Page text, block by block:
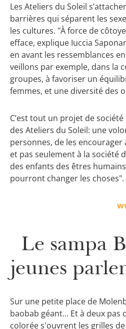
Les Ateliers du Soleil
barrières qui séparent les
les cultures. "À force de
efface, explique Iuccia
en avant les ressemblances
veillons par exemple, dans la
groupes, à favoriser un
femmes, et une diversité des
C’est tout un projet de
des Ateliers du Soleil: une
personnes, de les encourager
et pas seulement à la société
des enfants des êtres
pourront changer les choses".
Le sampa
jeunes
Sur une petite place de
baobab géant... Et à deux pas
colorée s'ouvrent les grilles